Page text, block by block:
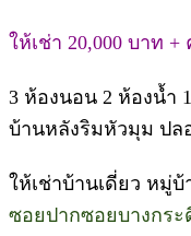
ให้เช่า 20,000 บาท
3 ห้องนอน 2 ห้องน้ำ
บ้านหลังริมหัวมุม ปล
ให้เช่าบ้านเดี่ยว หมู่
ซอยปากซอยบางกระ